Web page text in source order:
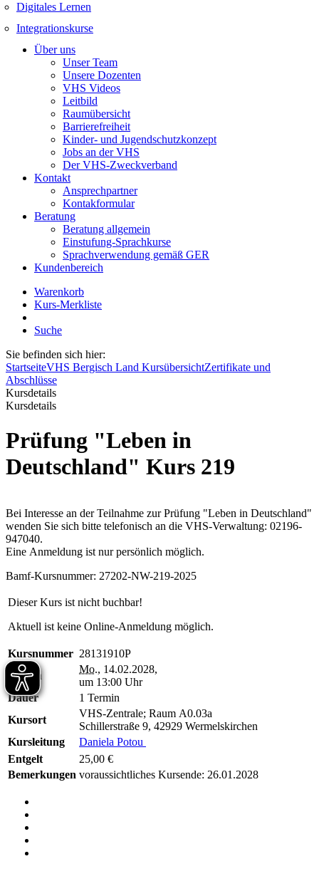
Digitales Lernen
Integrationskurse
Über uns
Unser Team
Unsere Dozenten
VHS Videos
Leitbild
Raumübersicht
Barrierefreiheit
Kinder- und Jugendschutzkonzept
Jobs an der VHS
Der VHS-Zweckverband
Kontakt
Ansprechpartner
Kontakformular
Beratung
Beratung allgemein
Einstufung-Sprachkurse
Sprachverwendung gemäß GER
Kundenbereich
Warenkorb
Kurs-Merkliste
Suche
Sie befinden sich hier:
StartseiteVHS Bergisch Land KursübersichtZertifikate und
Abschlüsse
Kursdetails
Kursdetails
Prüfung "Leben in
Deutschland" Kurs 219
Bei Interesse an der Teilnahme zur Prüfung "Leben in Deutschland"
wenden Sie sich bitte telefonisch an die VHS-Verwaltung: 02196-
947040.
Eine Anmeldung ist nur persönlich möglich.
Bamf-Kursnummer: 27202-NW-219-2025
Dieser Kurs ist nicht buchbar!
Aktuell ist keine Online-Anmeldung möglich.
Kursnummer 28131910P
Beginn
Mo., 14.02.2028,
um 13:00 Uhr
Dauer
1 Termin
Kursort
VHS-Zentrale; Raum A0.03a
Schillerstraße 9, 42929 Wermelskirchen
Kursleitung
Daniela Potou
Entgelt
25,00 €
Bemerkungen voraussichtliches Kursende: 26.01.2028